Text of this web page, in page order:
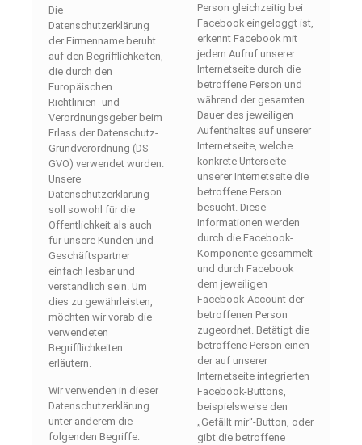
Die
Datenschutzerklärung
der Firmenname beruht
auf den Begrifflichkeiten,
die durch den
Europäischen
Richtlinien- und
Verordnungsgeber beim
Erlass der Datenschutz-
Grundverordnung (DS-
GVO) verwendet wurden.
Unsere
Datenschutzerklärung
soll sowohl für die
Öffentlichkeit als auch
für unsere Kunden und
Geschäftspartner
einfach lesbar und
verständlich sein. Um
dies zu gewährleisten,
möchten wir vorab die
verwendeten
Begrifflichkeiten
erläutern.
Wir verwenden in dieser
Datenschutzerklärung
unter anderem die
folgenden Begriffe:
Person gleichzeitig bei
Facebook eingeloggt ist,
erkennt Facebook mit
jedem Aufruf unserer
Internetseite durch die
betroffene Person und
während der gesamten
Dauer des jeweiligen
Aufenthaltes auf unserer
Internetseite, welche
konkrete Unterseite
unserer Internetseite die
betroffene Person
besucht. Diese
Informationen werden
durch die Facebook-
Komponente gesammelt
und durch Facebook
dem jeweiligen
Facebook-Account der
betroffenen Person
zugeordnet. Betätigt die
betroffene Person einen
der auf unserer
Internetseite integrierten
Facebook-Buttons,
beispielsweise den
„Gefällt mir“-Button, oder
gibt die betroffene